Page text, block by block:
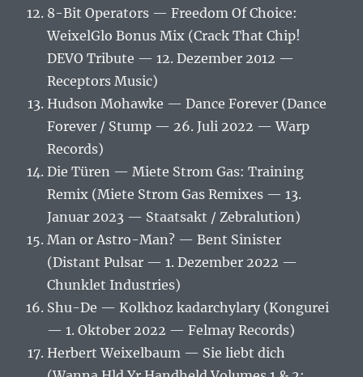
8-Bit Operators — Freedom Of Choice:
WeixelGlo Bonus Mix (Crack That Chip!
DEVO Tribute — 12. Dezember 2012 —
Receptors Music)
Hudson Mohawke — Dance Forever (Dance
Forever / Stump — 26. Juli 2022 — Warp
Records)
Die Türen — Miete Strom Gas: Training
Remix (Miete Strom Gas Remixes — 13.
Januar 2023 — Staatsakt / Zebralution)
Man or Astro-Man? — Bent Sinister
(Distant Pulsar — 1. Dezember 2022 —
Chunklet Industries)
Shu-De — Kolkhoz kadarchylary (Kongurei
— 1. Oktober 2022 — Felmay Records)
Herbert Weixelbaum — Sie liebt dich